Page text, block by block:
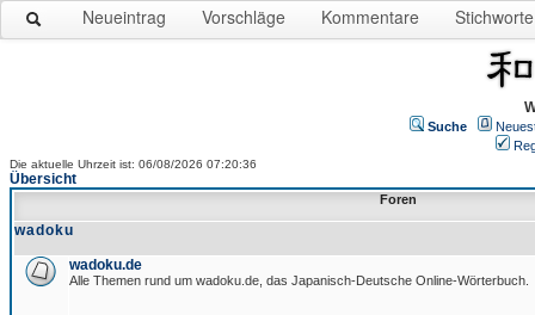
Neueintrag Vorschläge Kommentare Stichworte
Suche
Die aktuelle Uhrzeit ist: 06/08/2026 07:20:36
Übersicht
Foren
wadoku
wadoku.de
Alle Themen rund um wadoku.de, das Japanisch-Deutsche Online-Wörterbuch.